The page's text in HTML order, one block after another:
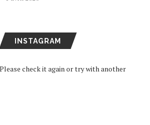
INSTAGRAM
check it again or try with another